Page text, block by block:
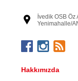
İvedik OSB
Yenimahalle/
Hakkımızda